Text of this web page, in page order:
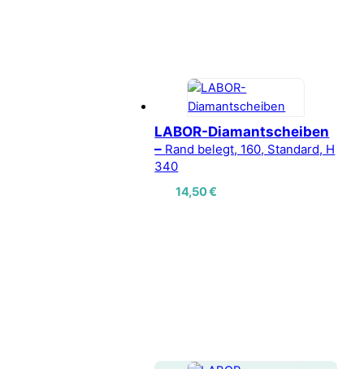
LABOR-Diamantscheiben
– Rand belegt, 160, Standard, H
340
14,50€